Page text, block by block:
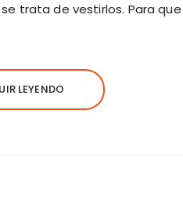
trata de vestirlos. Para
LEYENDO